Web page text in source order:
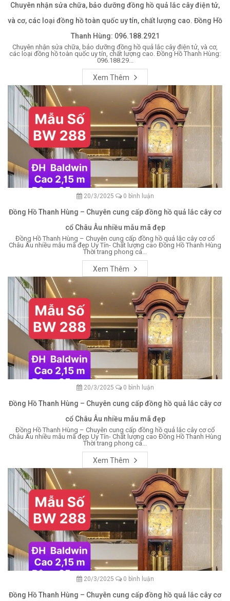
Chuyên nhận sửa chữa, bảo dưỡng đồng hồ quả lắc cây điện tử,
và cơ, các loại đồng hồ toàn quốc uy tín, chất lượng cao. Đồng Hồ
Thanh Hùng: 096.188.2921
Chuyên nhận sửa chữa, bảo dưỡng đồng hồ quả lắc cây điện tử, và cơ,
các loại đồng hồ toàn quốc uy tín, chất lượng cao. Đồng Hồ Thanh Hùng:
096.188.29...
Xem Thêm
20/3/2025 0 bình luận
Đồng Hồ Thanh Hùng – Chuyên cung cấp đồng hồ quả lắc cây cơ
cổ Châu Âu nhiều mẫu mã đẹp
Đồng Hồ Thanh Hùng – Chuyên cung cấp đồng hồ quả lắc cây cơ cổ
Châu Âu nhiều mẫu mã đẹp Uy Tín- Chất lượng cao Đồng Hồ Thanh Hùng
Thời trang phong cá...
Xem Thêm
20/3/2025 0 bình luận
Đồng Hồ Thanh Hùng – Chuyên cung cấp đồng hồ quả lắc cây cơ
cổ Châu Âu nhiều mẫu mã đẹp
Đồng Hồ Thanh Hùng – Chuyên cung cấp đồng hồ quả lắc cây cơ cổ
Châu Âu nhiều mẫu mã đẹp Uy Tín- Chất lượng cao Đồng Hồ Thanh Hùng
Thời trang phong cá...
Xem Thêm
20/3/2025 0 bình luận
Đồng Hồ Thanh Hùng – Chuyên cung cấp đồng hồ quả lắc cây cơ